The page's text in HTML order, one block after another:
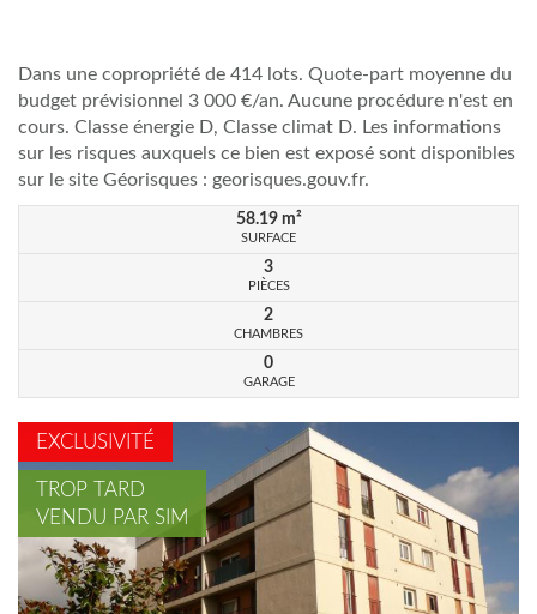
Dans une copropriété de 414 lots. Quote-part moyenne du
budget prévisionnel 3 000 €/an. Aucune procédure n'est en
cours. Classe énergie D, Classe climat D. Les informations
sur les risques auxquels ce bien est exposé sont disponibles
sur le site Géorisques : georisques.gouv.fr.
58.19m²
SURFACE
3
PIÈCES
2
CHAMBRES
0
GARAGE
EXCLUSIVITÉ
TROP TARD
VENDU PAR SIM